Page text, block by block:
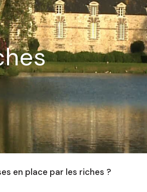
en place par les riches ?